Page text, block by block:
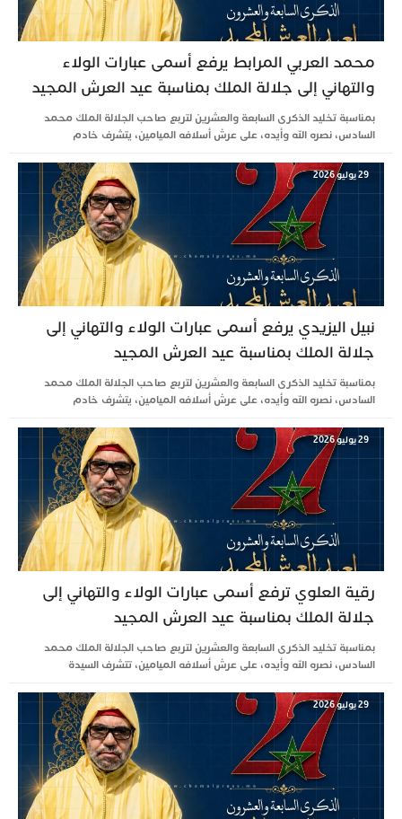
محمد العربي المرابط يرفع أسمى عبارات الولاء
والتهاني إلى جلالة الملك بمناسبة عيد العرش المجيد
بمناسبة تخليد الذكرى السابعة والعشرين لتربع صاحب الجلالة الملك محمد
السادس، نصره الله وأيده، على عرش أسلافه الميامين، يتشرف خادم
نبيل اليزيدي يرفع أسمى عبارات الولاء والتهاني إلى
جلالة الملك بمناسبة عيد العرش المجيد
بمناسبة تخليد الذكرى السابعة والعشرين لتربع صاحب الجلالة الملك محمد
السادس، نصره الله وأيده، على عرش أسلافه الميامين، يتشرف خادم
رقية العلوي ترفع أسمى عبارات الولاء والتهاني إلى
جلالة الملك بمناسبة عيد العرش المجيد
بمناسبة تخليد الذكرى السابعة والعشرين لتربع صاحب الجلالة الملك محمد
السادس، نصره الله وأيده، على عرش أسلافه الميامين، تتشرف السيدة